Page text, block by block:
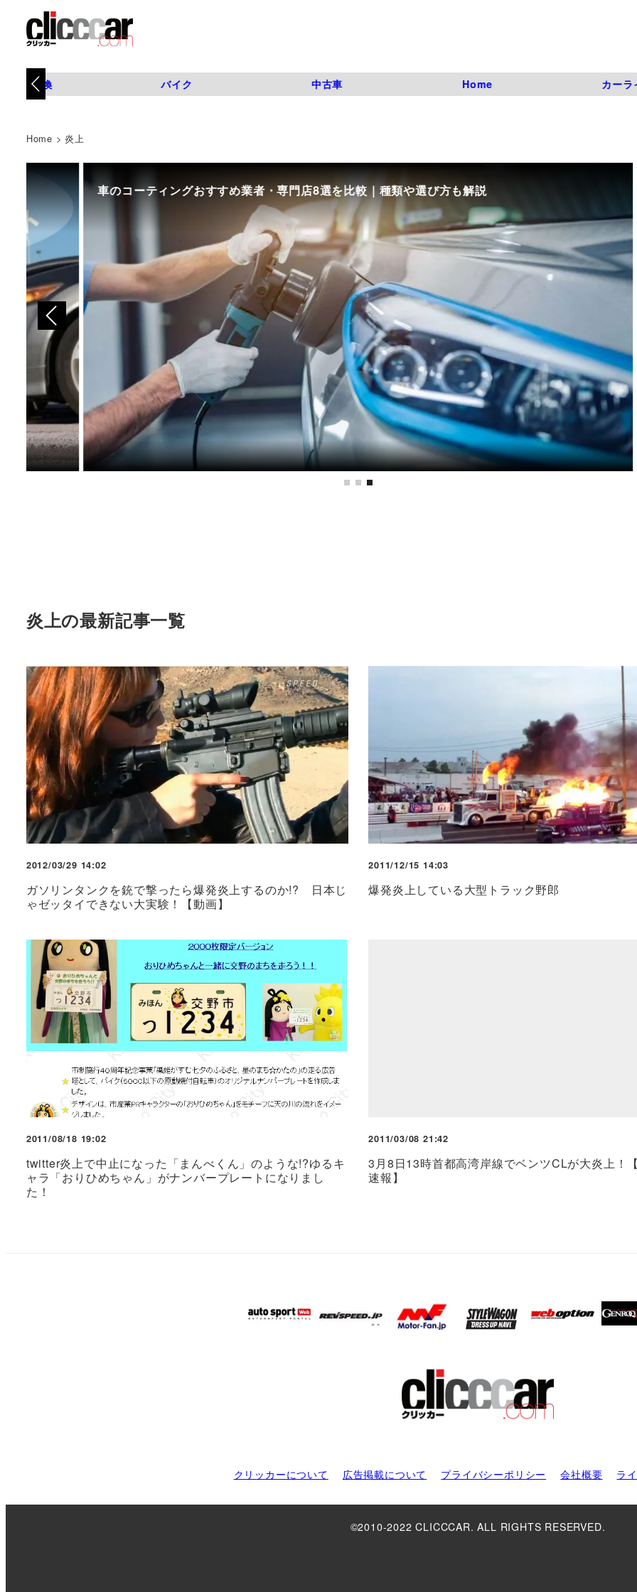
タイヤ交換 バイク 中古車 Home カーラ
Home >炎上
車のコーティングおすすめ業者・専門店8選を比較｜種類や選び方も解説
炎上の最新記事一覧
2012/03/29 14:02
ガソリンタンクを銃で撃ったら爆発炎上するのか!? 日本じ
ゃゼッタイできない大実験！【動画】
2011/12/15 14:03
爆発炎上している大型トラック野郎
2011/08/18 19:02
twitter炎上で中止になった「まんべくん」のような!?ゆるキ
ャラ「おりひめちゃん」がナンバープレートになりまし
た！
2011/03/08 21:42
3月8日13時首都高湾岸線でベンツCLが大炎上！
速報】
クリッカーについて 広告掲載について プライバシーポリシー 会社概要 ラ
©2010-2022 CLICCCAR. ALL RIGHTS RESERVED.